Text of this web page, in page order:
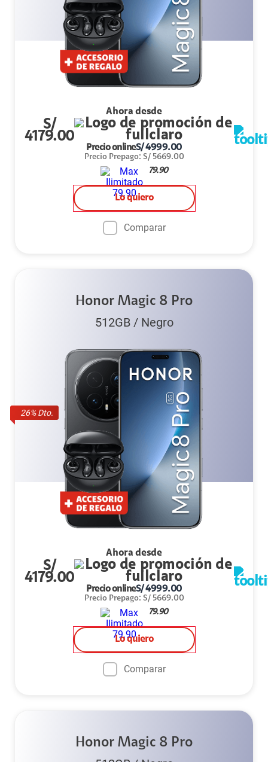
Ahora desde
S/
4179.00
Precio onlineS/4999.00
Precio Prepago: S/ 5669.00
79.90
Lo quiero
Comparar
26% Dto.
Honor Magic 8 Pro
512GB/ Negro
Ahora desde
S/
4179.00
Precio onlineS/4999.00
Precio Prepago: S/ 5669.00
79.90
Lo quiero
Comparar
Honor Magic 8 Pro